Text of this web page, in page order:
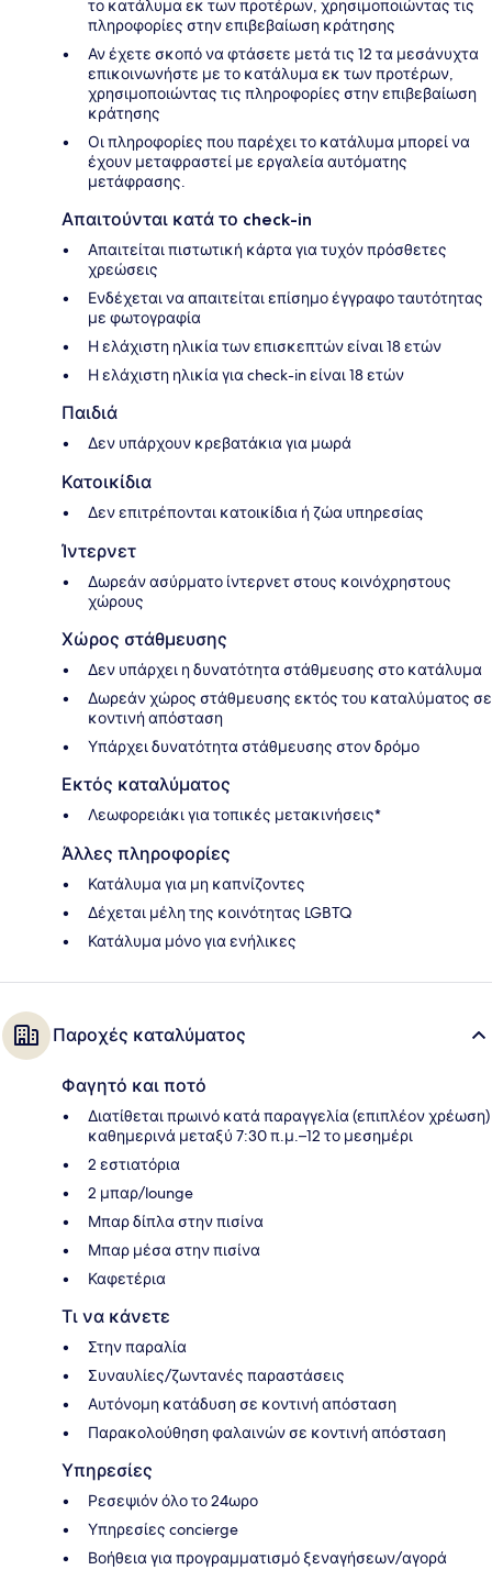
το κατάλυμα εκ των προτέρων, χρησιμοποιώντας τις
πληροφορίες στην επιβεβαίωση κράτησης
Αν έχετε σκοπό να φτάσετε μετά τις 12 τα μεσάνυχτα
επικοινωνήστε με το κατάλυμα εκ των προτέρων,
χρησιμοποιώντας τις πληροφορίες στην επιβεβαίωση
κράτησης
Οι πληροφορίες που παρέχει το κατάλυμα μπορεί να
έχουν μεταφραστεί με εργαλεία αυτόματης
μετάφρασης.
Απαιτούνται κατά το check-in
Απαιτείται πιστωτική κάρτα για τυχόν πρόσθετες
χρεώσεις
Ενδέχεται να απαιτείται επίσημο έγγραφο ταυτότητας
με φωτογραφία
Η ελάχιστη ηλικία των επισκεπτών είναι 18 ετών
Η ελάχιστη ηλικία για check-in είναι 18 ετών
Παιδιά
Δεν υπάρχουν κρεβατάκια για μωρά
Κατοικίδια
Δεν επιτρέπονται κατοικίδια ή ζώα υπηρεσίας
Ίντερνετ
Δωρεάν ασύρματο ίντερνετ στους κοινόχρηστους
χώρους
Χώρος στάθμευσης
Δεν υπάρχει η δυνατότητα στάθμευσης στο κατάλυμα
Δωρεάν χώρος στάθμευσης εκτός του καταλύματος σε
κοντινή απόσταση
Υπάρχει δυνατότητα στάθμευσης στον δρόμο
Εκτός καταλύματος
Λεωφορειάκι για τοπικές μετακινήσεις*
Άλλες πληροφορίες
Κατάλυμα για μη καπνίζοντες
Δέχεται μέλη της κοινότητας LGBTQ
Κατάλυμα μόνο για ενήλικες
Παροχές καταλύματος
Φαγητό και ποτό
Διατίθεται πρωινό κατά παραγγελία (επιπλέον χρέωση)
καθημερινά μεταξύ 7:30 π.μ.–12 το μεσημέρι
2 εστιατόρια
2 μπαρ/lounge
Μπαρ δίπλα στην πισίνα
Μπαρ μέσα στην πισίνα
Καφετέρια
Τι να κάνετε
Στην παραλία
Συναυλίες/ζωντανές παραστάσεις
Αυτόνομη κατάδυση σε κοντινή απόσταση
Παρακολούθηση φαλαινών σε κοντινή απόσταση
Υπηρεσίες
Ρεσεψιόν όλο το 24ωρο
Υπηρεσίες concierge
Βοήθεια για προγραμματισμό ξεναγήσεων/αγορά